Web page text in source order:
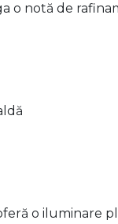
o notă de
o iluminare